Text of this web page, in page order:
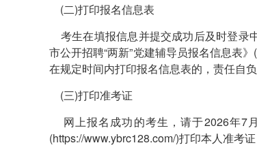
(二)打印报名信息表
考生在填报信息并提交成功后及时登录
市公开招聘“两新”党建辅导员报名信息表
在规定时间内打印报名信息表的，责任自负
(三)打印准考证
网上报名成功的考生，请于2026年7
(https://www.ybrc128.com/)打印本人准考